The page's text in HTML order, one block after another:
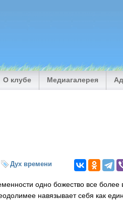
О клубе Медиагалерея
Дух времени
одно божество все более
навязывает себя как